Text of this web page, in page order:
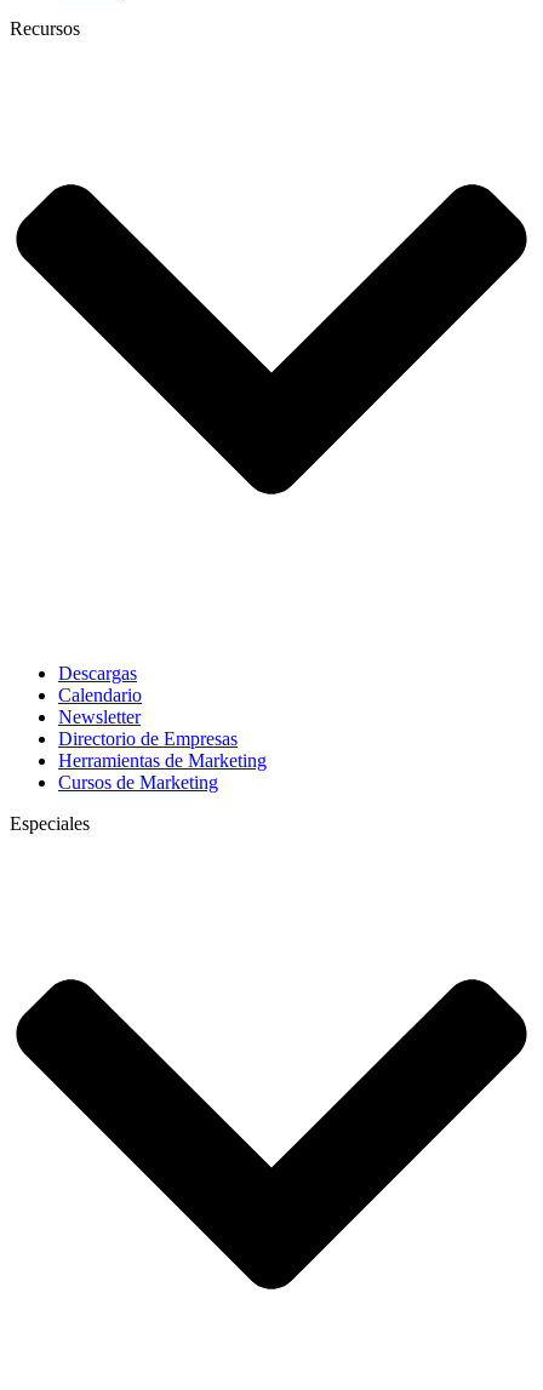
Recursos
Descargas
Calendario
Newsletter
Directorio de Empresas
Herramientas de Marketing
Cursos de Marketing
Especiales